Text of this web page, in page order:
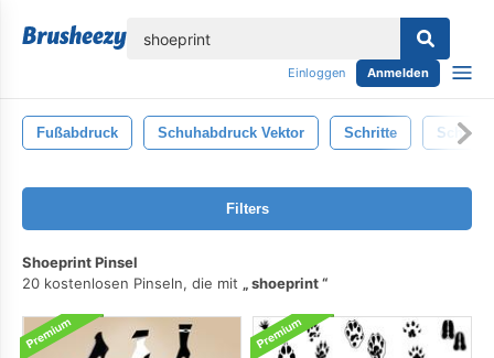
Einloggen Anmelden
Fußabdruck Schuhabdruck Vektor Schritte Schuhe
Filters
Shoeprint Pinsel
20 kostenlosen Pinseln, die mit
shoeprint